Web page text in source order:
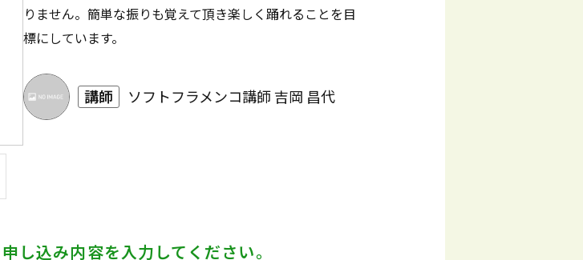
りません。簡単な振りも覚えて頂き楽しく踊れることを目
標にしています。
講師 ソフトフラメンコ講師 吉岡 昌代
申し込み内容を入力してください。